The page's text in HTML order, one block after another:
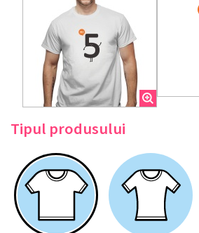
Tipul produsului